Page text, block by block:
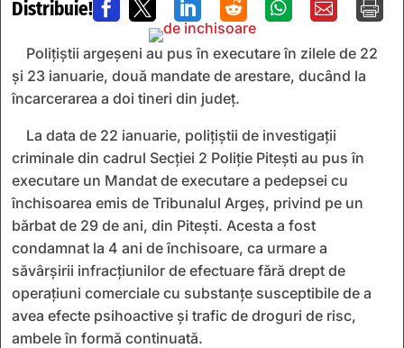
Distribuie!       
Polițiștii argeșeni au pus în executare în zilele de 22
și 23 ianuarie, două mandate de arestare, ducând la
încarcerarea a doi tineri din județ.
La data de 22 ianuarie, polițiștii de investigații
criminale din cadrul Secției 2 Poliție Pitești au pus în
executare un Mandat de executare a pedepsei cu
închisoarea emis de Tribunalul Argeș, privind pe un
bărbat de 29 de ani, din Pitești. Acesta a fost
condamnat la 4 ani de închisoare, ca urmare a
săvârșirii infracțiunilor de efectuare fără drept de
operațiuni comerciale cu substanțe susceptibile de a
avea efecte psihoactive și trafic de droguri de risc,
ambele în formă continuată.